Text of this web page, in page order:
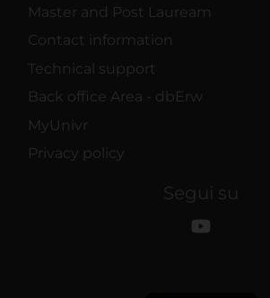
Master and Post Lauream
Contact information
Technical support
Back office Area - dbErw
MyUnivr
Privacy policy
Segui su